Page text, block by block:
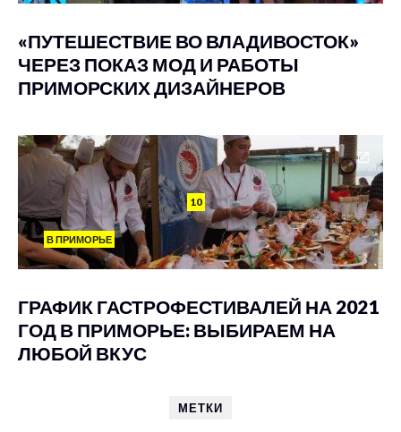
«ПУТЕШЕСТВИЕ ВО ВЛАДИВОСТОК»
ЧЕРЕЗ ПОКАЗ МОД И РАБОТЫ
ПРИМОРСКИХ ДИЗАЙНЕРОВ
10
В ПРИМОРЬЕ
ГРАФИК ГАСТРОФЕСТИВАЛЕЙ НА 2021
ГОД В ПРИМОРЬЕ: ВЫБИРАЕМ НА
ЛЮБОЙ ВКУС
МЕТКИ